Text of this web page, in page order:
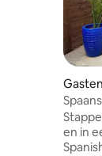
risti
van
en in